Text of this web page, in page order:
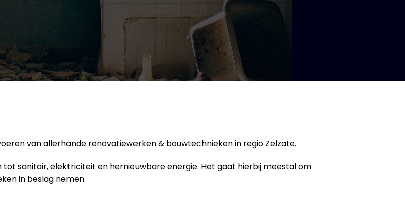
van allerhande renovatiewerken & bouwtechnieken in regio Zelzate.
sanitair, elektriciteit en hernieuwbare energie. Het gaat hierbij meestal om
in beslag nemen.